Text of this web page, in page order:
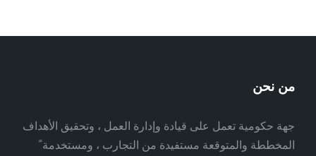
من نحن
جهة حكومية تعمل على قيادة وإدارة العمل ، وتحقيق الأهداف
المخططة والمتوقعة مستفيدة من التجارب ، ومستخدمة ً